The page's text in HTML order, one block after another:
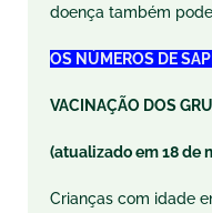
doença também
OS NÚMEROS DE
VACINAÇÃO DOS
(atualizado em 18 de
Crianças com idade